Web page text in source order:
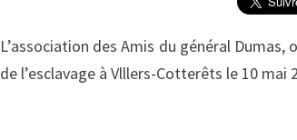
L’association des Amis du général
de l’esclavage à Vlllers-Cotterêts le 10 mai